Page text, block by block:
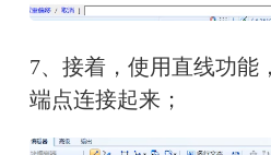
7、接着，使用直线功能
端点连接起来；